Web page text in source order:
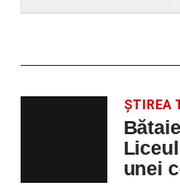
ŞTIREA
unei